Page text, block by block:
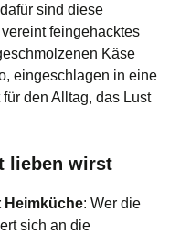
sind diese
feingehacktes
Käse
eingeschlagen in eine
den Alltag, das Lust
lieben wirst
Heimküche: Wer die
sich an die